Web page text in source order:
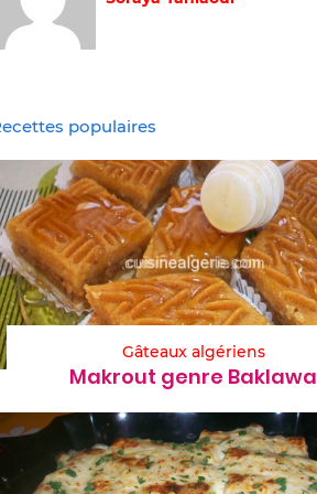
populaires
Gâteaux algériens
Makrout genre Baklawa